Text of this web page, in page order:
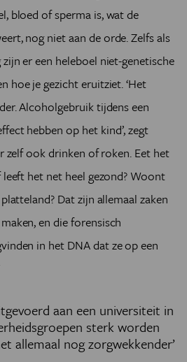
bloed of sperma is, wat de
nog niet aan de orde. Zelfs als
er een heleboel niet-genetische
hoe je gezicht eruitziet. ‘Het
Alcoholgebruik tijdens een
hebben op het kind’, zegt
zelf ook drinken of roken. Eet het
het net heel gezond? Woont
Dat zijn allemaal zaken
en die forensisch
in het DNA dat ze op een
aan een universiteit in
sterk worden
allemaal nog zorgwekkender’